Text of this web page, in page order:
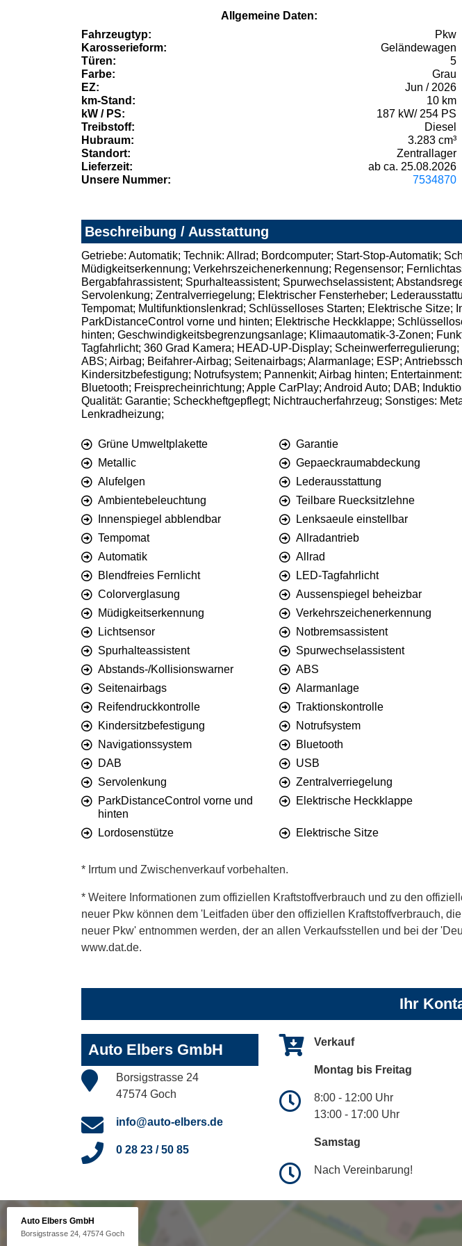
Allgemeine Daten:
Fahrzeugtyp:
Pkw
Karosserieform:
Geländewagen
Türen:
5
Farbe:
Grau
EZ:
Jun / 2026
km-Stand:
10 km
kW / PS:
187 kW/ 254 PS
Treibstoff:
Diesel
Hubraum:
3.283 cm³
Standort:
Zentrallager
Lieferzeit:
ab ca. 25.08.2026
Unsere Nummer:
7534870
Beschreibung / Ausstattung
Getriebe: Automatik; Technik: Allrad; Bordcomputer; Start-Stop-Automatik;
Müdigkeitserkennung; Verkehrszeichenerkennung; Regensensor;
Bergabfahrassistent; Spurhalteassistent; Spurwechselassistent;
Servolenkung; Zentralverriegelung; Elektrischer Fensterheber;
Tempomat; Multifunktionslenkrad; Schlüsselloses Starten; Elektrische
ParkDistanceControl vorne und hinten; Elektrische Heckklappe;
hinten; Geschwindigkeitsbegrenzungsanlage; Klimaautomatik-3-Zonen;
Tagfahrlicht; 360 Grad Kamera; HEAD-UP-Display;
ABS; Airbag; Beifahrer-Airbag; Seitenairbags; Alarmanlage; ESP;
Kindersitzbefestigung; Notrufsystem; Pannenkit; Airbag hinten;
Bluetooth; Freisprecheinrichtung; Apple CarPlay; Android Auto; DAB;
Qualität: Garantie; Scheckheftgepflegt; Nichtraucherfahrzeug; Sonstiges:
Lenkradheizung;
Grüne Umweltplakette Garantie
Metallic
Gepaeckraumabdeckung
Alufelgen
Lederausstattung
Ambientebeleuchtung
Teilbare Ruecksitzlehne
Innenspiegel abblendbar
Lenksaeule einstellbar
Tempomat
Allradantrieb
Automatik
Allrad
Blendfreies Fernlicht
LED-Tagfahrlicht
Colorverglasung
Aussenspiegel beheizbar
Müdigkeitserkennung
Verkehrszeichenerkennung
Lichtsensor
Notbremsassistent
Spurhalteassistent
Spurwechselassistent
Abstands-/Kollisionswarner
ABS
Seitenairbags
Alarmanlage
Reifendruckkontrolle
Traktionskontrolle
Kindersitzbefestigung
Notrufsystem
Navigationssystem
Bluetooth
DAB
USB
Servolenkung
Zentralverriegelung
ParkDistanceControl vorne und
hinten
Elektrische Heckklappe
Lordosenstütze Elektrische Sitze
* Irrtum und Zwischenverkauf vorbehalten.
* Weitere Informationen zum offiziellen Kraftstoffverbrauch und zu den
neuer Pkw können dem 'Leitfaden über den offiziellen Kraftstoffverbrauch,
neuer Pkw' entnommen werden, der an allen Verkaufsstellen und bei der
www.dat.de.
Ihr
Auto Elbers GmbH
Borsigstrasse 24
47574 Goch
info@auto-elbers.de
0 28 23 / 50 85
Verkauf
Montag bis Freitag
8:00 - 12:00 Uhr
13:00 - 17:00 Uhr
Samstag
Nach Vereinbarung!
Auto Elbers GmbH
Borsigstrasse 24, 47574 Goch